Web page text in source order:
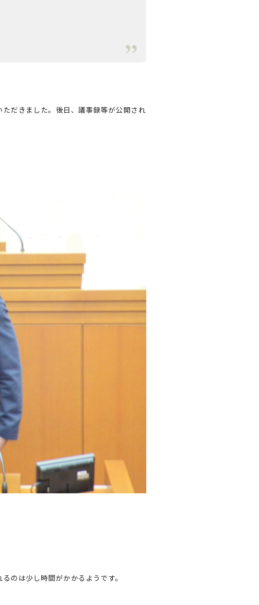
だきました。後日、議事録等が公開され
のは少し時間がかかるようです。